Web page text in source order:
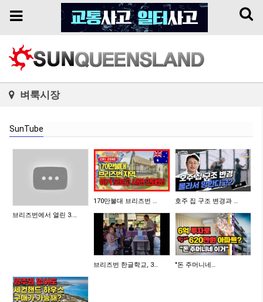
Toggle
Toggle
벼룩시장
SunTube
브리즈번에서 열린 3.…
170만불대 브리즈번 … 호주 집 구조 변경과 …
브리즈번 한글학교, 3… "돈 주머니네…